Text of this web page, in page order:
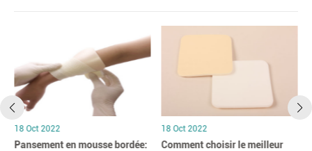
18 Oct 2022
Pansement en mousse bordée:
18 Oct 2022
Comment choisir le meilleur